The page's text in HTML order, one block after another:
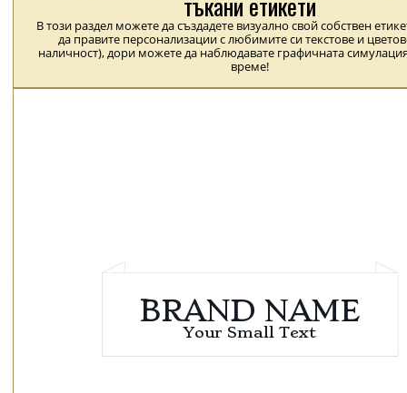
В този раздел можете да създадете визуално свой собствен
да правите персонализации с любимите си текстове и
наличност), дори можете да наблюдавате графичната
време!